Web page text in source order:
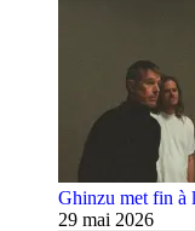
Ghinzu met fin à
29 mai 2026